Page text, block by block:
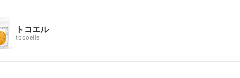
トコエル
tocoelle